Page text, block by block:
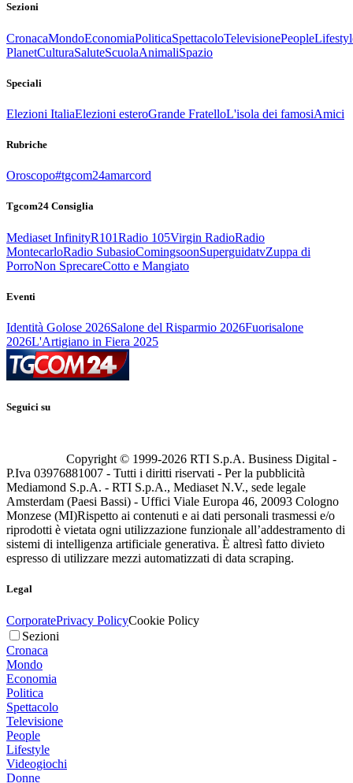
Sezioni
CronacaMondoEconomiaPoliticaSpettacoloTelevisionePeople
PlanetCulturaSaluteScuolaAnimaliSpazio
Speciali
Elezioni ItaliaElezioni esteroGrande FratelloL'isola dei famosiAmici
Rubriche
Oroscopo#tgcom24amarcord
Tgcom24 Consiglia
Mediaset InfinityR101Radio 105Virgin RadioRadio
MontecarloRadio SubasioComingsoonSuperguidatvZuppa di
PorroNon SprecareCotto e Mangiato
Eventi
Identità Golose 2026Salone del Risparmio 2026Fuorisalone
2026L'Artigiano in Fiera 2025
Seguici su
Copyright © 1999-2026 RTI S.p.A. Business Digital -
P.Iva 03976881007 - Tutti i diritti riservati - Per la pubblicità
Mediamond S.p.A. - RTI S.p.A., Mediaset N.V., sede legale
Amsterdam (Paesi Bassi) - Uffici Viale Europa 46, 20093 Cologno
Monzese (MI)Rispetto ai contenuti e ai dati personali trasmessi e/o
riprodotti è vietata ogni utilizzazione funzionale all’addestramento di
sistemi di intelligenza artificiale generativa. È altresì fatto divieto
espresso di utilizzare mezzi automatizzati di data scraping.
Legal
CorporatePrivacy PolicyCookie Policy
Sezioni
Cronaca
Mondo
Economia
Politica
Spettacolo
Televisione
People
Lifestyle
Videogiochi
Donne